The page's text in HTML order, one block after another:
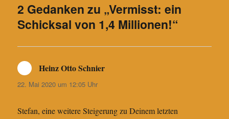
2 Gedanken zu „Vermisst: ein
Schicksal von 1,4 Millionen!“
Heinz Otto Schnier
22. Mai 2020 um 12:05 Uhr
Stefan, eine weitere Steigerung zu Deinem letzten